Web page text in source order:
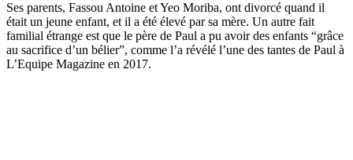
Ses parents, Fassou Antoine et Yeo Moriba, ont divorcé quand il
était un jeune enfant, et il a été élevé par sa mère. Un autre fait
familial étrange est que le père de Paul a pu avoir des enfants “grâce
au sacrifice d’un bélier”, comme l’a révélé l’une des tantes de Paul à
L’Equipe Magazine en 2017.